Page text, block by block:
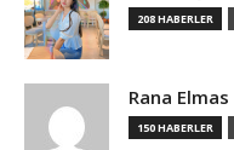
208 HABERLER
Rana Elmas
150 HABERLER